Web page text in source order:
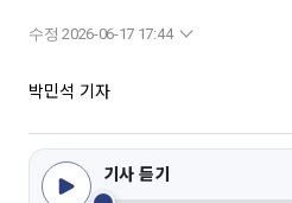
수정 2026-06-17 17:44
박민석 기자
기사 듣기